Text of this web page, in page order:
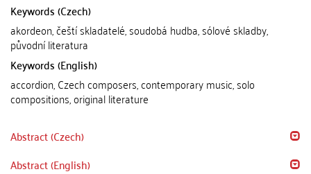
Keywords (Czech)
akordeon, čeští skladatelé, soudobá hudba, sólové skladby,
původní literatura
Keywords (English)
accordion, Czech composers, contemporary music, solo
compositions, original literature
Abstract (Czech)
Abstract (English)